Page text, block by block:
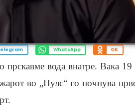
WhatsApp OK
вода внатре. Вака
во „Пулс“ го почнува